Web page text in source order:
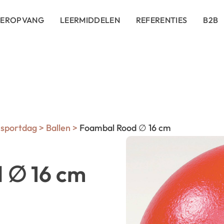
LEERMIDDELEN REFERENTIES B2B
> Ballen > Foambal Rood ∅ 16 cm
∅ 16 cm